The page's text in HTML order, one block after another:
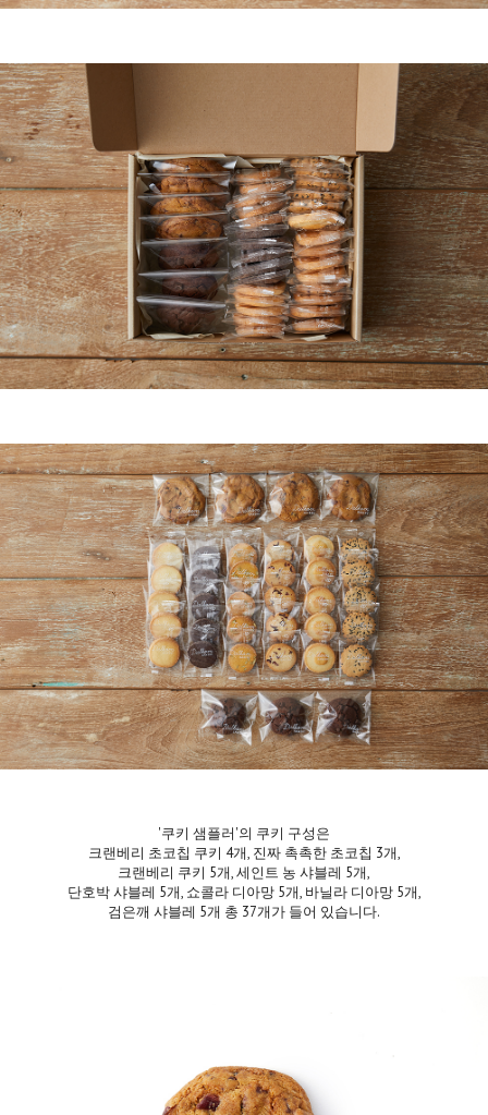
'쿠키 샘플러'의 쿠키 구성은
크랜베리 초코칩 쿠키 4개, 진짜 촉촉한 초코칩 3개,
크랜베리 쿠키 5개, 세인트 농 샤블레 5개,
단호박 샤블레 5개, 쇼콜라 디아망 5개, 바닐라 디아망 5개,
검은깨 샤블레 5개 총 37개가 들어 있습니다.